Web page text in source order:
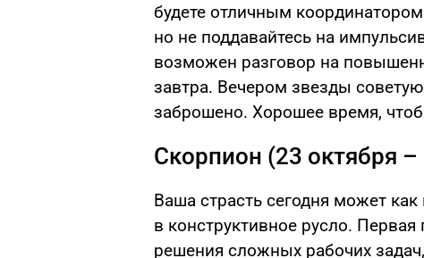
будете отличным
но не поддавайтесь на
возможен разговор на
завтра. Вечером звезды
заброшено. Хорошее время,
Скорпион (23 октября –
Ваша страсть сегодня может
в конструктивное русло.
решения сложных рабочих